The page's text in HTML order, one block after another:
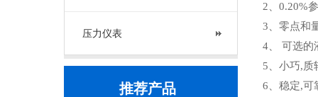
压力仪表
推荐产品
2、0.20%
3、零点和
4、 可选的
5、小巧,质
6、稳定,可